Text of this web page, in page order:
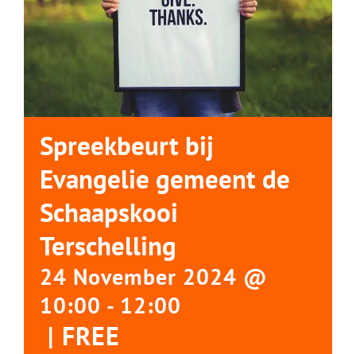
Spreekbeurt bij
Evangelie gemeent de
Schaapskooi
Terschelling
24 November 2024 @
10:00 - 12:00
| FREE